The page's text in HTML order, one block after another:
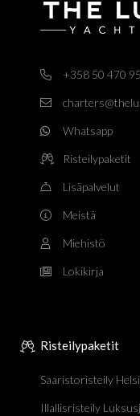
+358 50 470
Whatsapp
Risteilypaketit
Lisäpalvelut
Meistä
Miehistö
Lokikirja
Risteilypaketit
Saaristoristeily
Illallisristeily